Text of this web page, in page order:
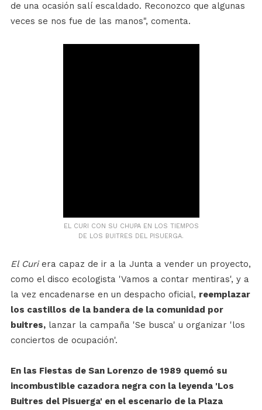
de una ocasión salí escaldado. Reconozco que algunas
veces se nos fue de las manos", comenta.
EL CURI CON SU CHUPA EN LOS TIEMPOS
DE LOS BUITRES DEL PISUERGA.
El Curiera capaz de ir a la Junta a vender un proyecto,
como el disco ecologista 'Vamos a contar mentiras', y a
la vez encadenarse en un despacho oficial, reemplazar
los castillos de la bandera de la comunidad por
buitres,lanzar la campaña 'Se busca' u organizar 'los
conciertos de ocupación'.
En las Fiestas de San Lorenzo de 1989 quemó su
incombustible cazadora negra con la leyenda 'Los
Buitres del Pisuerga' en el escenario de la Plaza